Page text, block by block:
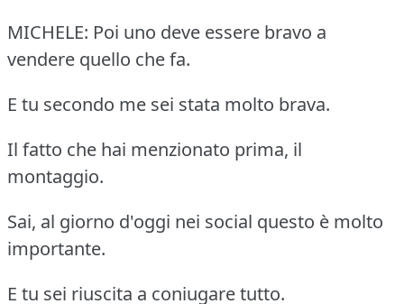
MICHELE: Poi uno deve essere bravo a
vendere quello che fa.
E tu secondo me sei stata molto brava.
Il fatto che hai menzionato prima, il
montaggio.
Sai, al giorno d'oggi nei social questo è molto
importante.
E tu sei riuscita a coniugare tutto.